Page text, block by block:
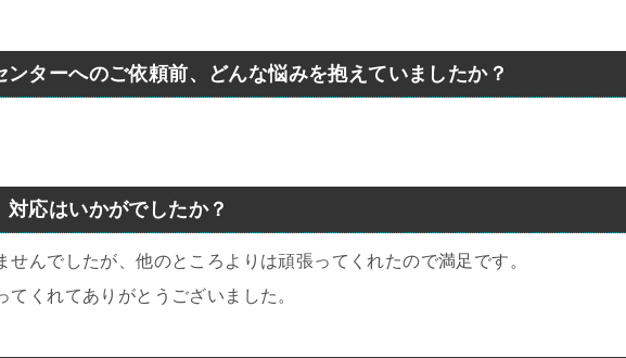
ターへのご依頼前、どんな悩みを抱えていましたか？
応はいかがでしたか？
せんでしたが、他のところよりは頑張ってくれたので満足です。
てくれてありがとうございました。